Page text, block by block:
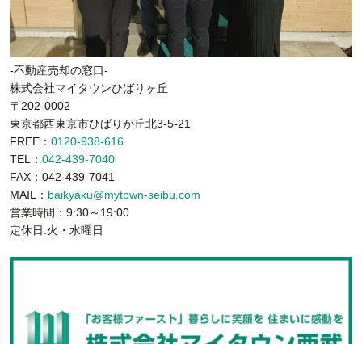
-不動産売却の窓口-
株式会社マイタウンひばりヶ丘
〒202-0002
東京都西東京市ひばりが丘北3-5-21
FREE： 0120-938-616
TEL： 042-439-7040
FAX：042-439-7041
MAIL： baikyaku@mytown-seibu.com
営業時間：9:30～19:00
定休日:火・水曜日